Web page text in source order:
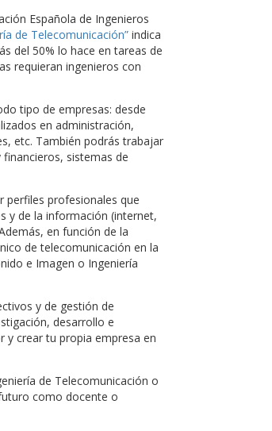
Española de Ingenieros
de Telecomunicación”indica
del 50% lo hace en tareas de
requieran ingenieros con
tipo de empresas: desde
en administración,
etc. También podrás trabajar
sistemas de
perfiles profesionales que
y de la información (internet,
en función de la
de telecomunicación en la
e Imagen o Ingeniería
y de gestión de
desarrollo e
y crear tu propia empresa en
de Telecomunicación o
como docente o